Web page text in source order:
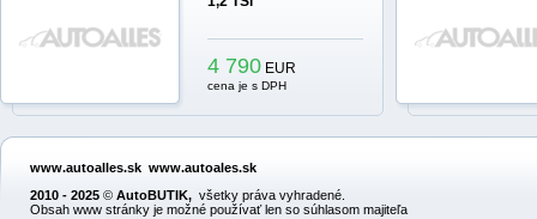
4 790 EUR
cena je s DPH
www.autoalles.sk www.autoales.sk
2010 - 2025 © AutoBUTIK, všetky práva vyhradené.
Obsah www stránky je možné používať len so súhlasom majiteľa